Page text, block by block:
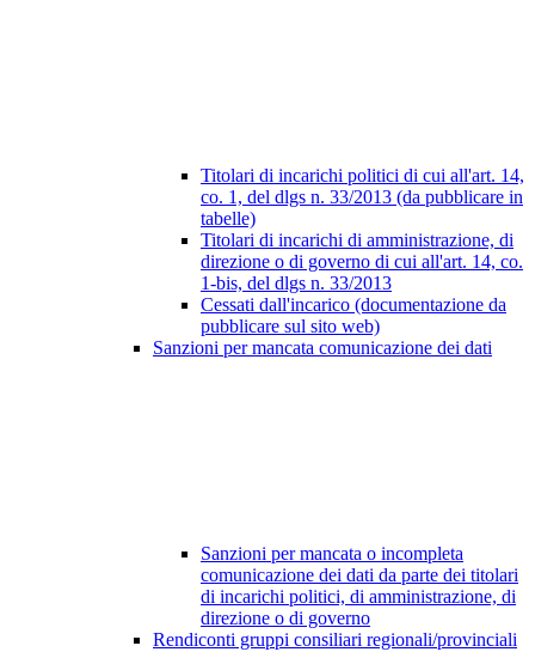
Titolari di incarichi politici di cui all'art. 14,
co. 1, del dlgs n. 33/2013 (da pubblicare in
tabelle)
Titolari di incarichi di amministrazione, di
direzione o di governo di cui all'art. 14, co.
1-bis, del dlgs n. 33/2013
Cessati dall'incarico (documentazione da
pubblicare sul sito web)
Sanzioni per mancata comunicazione dei dati
Sanzioni per mancata o incompleta
comunicazione dei dati da parte dei titolari
di incarichi politici, di amministrazione, di
direzione o di governo
Rendiconti gruppi consiliari regionali/provinciali